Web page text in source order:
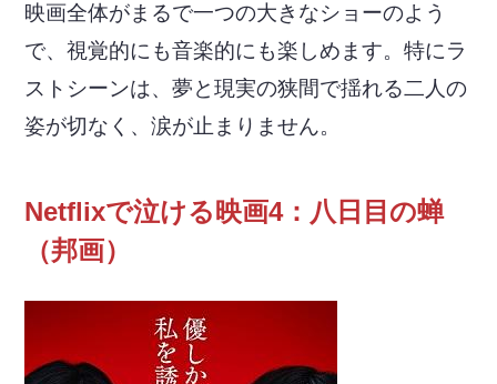
映画全体がまるで一つの大きなショーのよう
で、視覚的にも音楽的にも楽しめます。特にラ
ストシーンは、夢と現実の狭間で揺れる二人の
姿が切なく、涙が止まりません。
Netflixで泣ける映画4：八日目の蝉
（邦画）